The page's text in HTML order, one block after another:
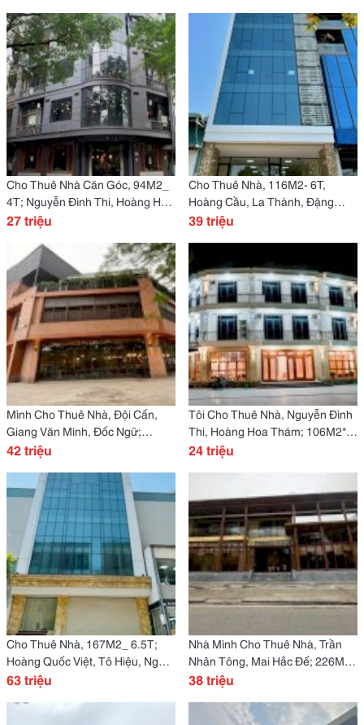
Cho Thuê Nhà Căn Góc, 94M2_
4T; Nguyễn Đình Thi, Hoàng Hoa
Thám -27 Tr
27 triệu
Cho Thuê Nhà, 116M2- 6T,
Hoàng Cầu, La Thành, Đặng
Tiến Đông -39 Tr
39 triệu
Mình Cho Thuê Nhà, Đội Cấn,
Giang Văn Minh, Đốc Ngữ;
214M2* 2T -42 Tr
42 triệu
Tôi Cho Thuê Nhà, Nguyễn Đình
Thi, Hoàng Hoa Thám; 106M2*
3T -24 Tr
24 triệu
Cho Thuê Nhà, 167M2_ 6.5T;
Hoàng Quốc Việt, Tô Hiệu, Nghĩa
Tân -63 Tr
63 triệu
Nhà Mình Cho Thuê Nhà, Trần
Nhân Tông, Mai Hắc Đế; 226M2*
1.5T -38 Tr
38 triệu